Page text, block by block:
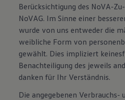
Berücksichtigung des NoVA-
NoVAG. Im Sinne einer
wurde von uns entweder die
weibliche Form von
gewählt. Dies impliziert
Benachteiligung des jeweils
danken für Ihr Verständnis.
Die angegebenen Verbrauchs-